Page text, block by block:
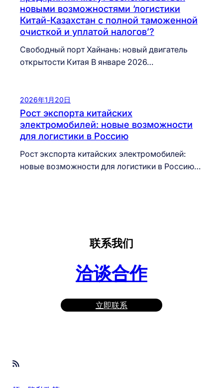
новыми возможностями ‘логистики
Китай-Казахстан с полной таможенной
очисткой и уплатой налогов’?
Свободный порт Хайнань: новый двигатель
открытости Китая В январе 2026…
2026年1月20日
Рост экспорта китайских
электромобилей: новые возможности
для логистики в Россию
Рост экспорта китайских электромобилей:
новые возможности для логистики в Россию…
联系我们
洽谈合作
立即联系
RSS Feed